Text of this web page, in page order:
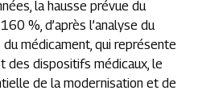
la hausse prévue du
%, d’après l’analyse du
médicament, qui représente
des dispositifs médicaux, le
de la modernisation et de